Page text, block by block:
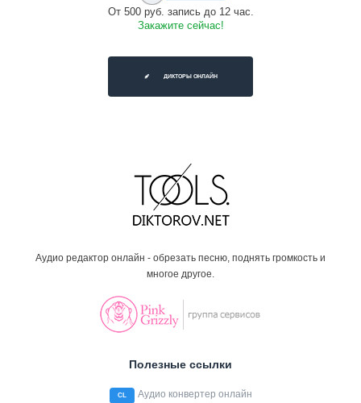
От 500 руб. запись до 12 час.
Закажите сейчас!
ДИКТОРЫ ОНЛАЙН
Аудио редактор онлайн - обрезать песню, поднять громкость и
многое другое.
Полезные ссылки
CL Аудио конвертер онлайн